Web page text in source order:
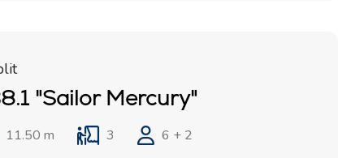
"Sailor Mercury"
11.50 m 3
6 + 2